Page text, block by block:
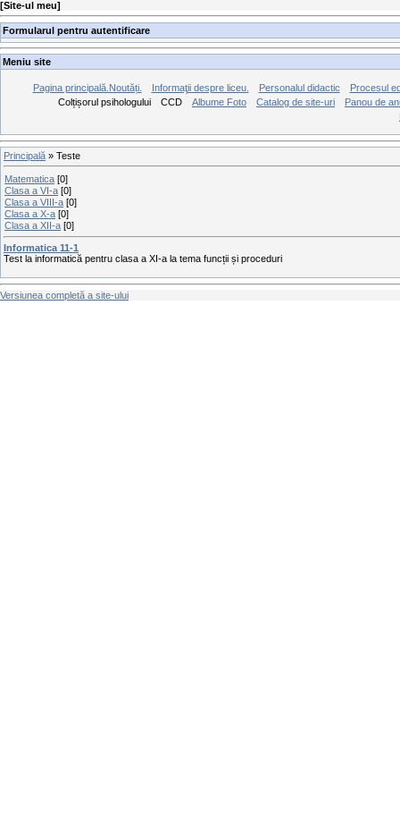
[Site-ul meu]
Formularul pentru autentificare
Meniu site
Pagina principală.Noutăți. Informaţii despre liceu. Personalul didactic
Procesul
Colțișorul psihologului
CCD Albume Foto Catalog de site-uri
Panou de
Principală » Teste
Matematica [0]
Clasa a VI-a [0]
Clasa a VIII-a [0]
Clasa a X-a [0]
Clasa a XII-a [0]
Informatica 11-1
Test la informatică pentru clasa a XI-a la tema funcții și proceduri
Versiunea completă a site-ului